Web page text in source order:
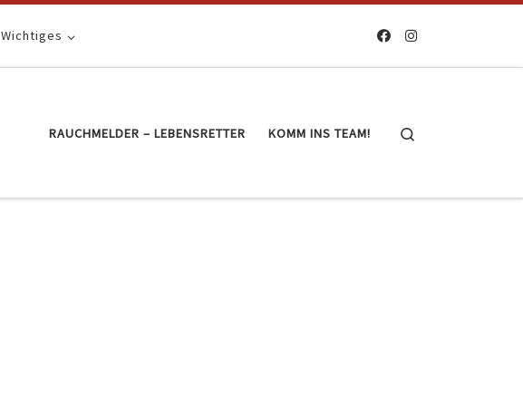
Wichtiges
RAUCHMELDER – LEBENSRETTER KOMM INS TEAM!